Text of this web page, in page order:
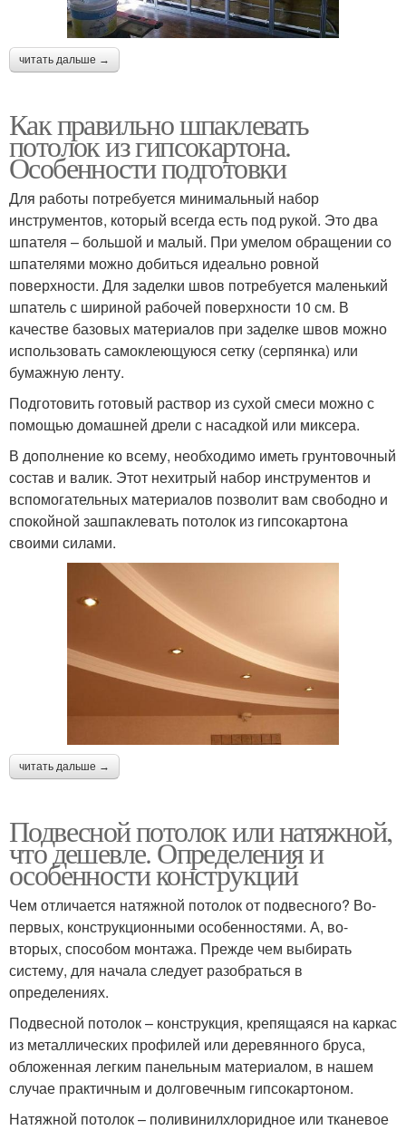
читать дальше →
Как правильно шпаклевать
потолок из гипсокартона.
Особенности подготовки
Для работы потребуется минимальный набор
инструментов, который всегда есть под рукой. Это два
шпателя – большой и малый. При умелом обращении со
шпателями можно добиться идеально ровной
поверхности. Для заделки швов потребуется маленький
шпатель с шириной рабочей поверхности 10 см. В
качестве базовых материалов при заделке швов можно
использовать самоклеющуюся сетку (серпянка) или
бумажную ленту.
Подготовить готовый раствор из сухой смеси можно с
помощью домашней дрели с насадкой или миксера.
В дополнение ко всему, необходимо иметь грунтовочный
состав и валик. Этот нехитрый набор инструментов и
вспомогательных материалов позволит вам свободно и
спокойной зашпаклевать потолок из гипсокартона
своими силами.
читать дальше →
Подвесной потолок или натяжной,
что дешевле. Определения и
особенности конструкций
Чем отличается натяжной потолок от подвесного? Во-
первых, конструкционными особенностями. А, во-
вторых, способом монтажа. Прежде чем выбирать
систему, для начала следует разобраться в
определениях.
Подвесной потолок – конструкция, крепящаяся на каркас
из металлических профилей или деревянного бруса,
обложенная легким панельным материалом, в нашем
случае практичным и долговечным гипсокартоном.
Натяжной потолок – поливинилхлоридное или тканевое